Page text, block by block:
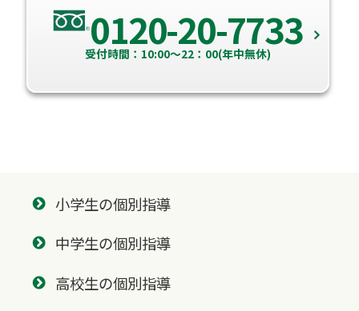
0120-20-7733
受付時間：10:00～22：00(年中無休)
小学生の個別指導
中学生の個別指導
高校生の個別指導